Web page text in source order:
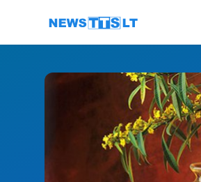
Перейти к содержимому